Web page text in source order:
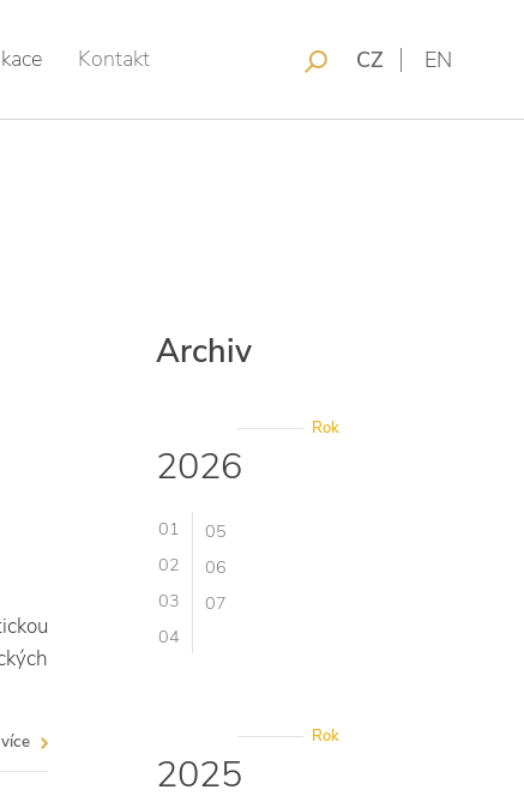
Kontakt CZ EN
více
Archiv
Rok
2026
01
02
03
04
05
06
07
Rok
2025